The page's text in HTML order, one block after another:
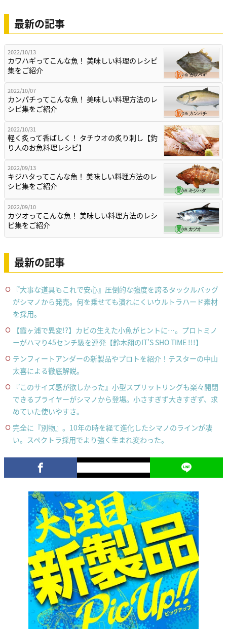
最新の記事
2022/10/13
カワハギってこんな魚！ 美味しい料理のレシピ
集をご紹介
2022/10/07
カンパチってこんな魚！ 美味しい料理方法のレ
シピ集をご紹介
2022/10/31
軽く炙って香ばしく！ タチウオの炙り刺し【釣
り人のお魚料理レシピ】
2022/09/13
キジハタってこんな魚！ 美味しい料理方法のレ
シピ集をご紹介
2022/09/10
カツオってこんな魚！ 美味しい料理方法のレシ
ピ集をご紹介
最新の記事
『大事な道具もこれで安心』圧倒的な強度を誇るタックルバッグ
がシマノから発売。何を乗せても潰れにくいウルトラハード素材
を採用。
【霞ヶ浦で異変!?】カビの生えた小魚がヒントに…。プロトミノ
ーがハマり45センチ級を連発【鈴木翔のIT’S SHO TIME !!!】
テンフィートアンダーの新製品やプロトを紹介！テスターの中山
太喜による徹底解説。
『このサイズ感が欲しかった』小型スプリットリングも楽々開閉
できるプライヤーがシマノから登場。小さすぎず大きすぎず、求
めていた使いやすさ。
完全に『別物』。10年の時を経て進化したシマノのラインが凄
い。スペクトラ採用でより強く生まれ変わった。